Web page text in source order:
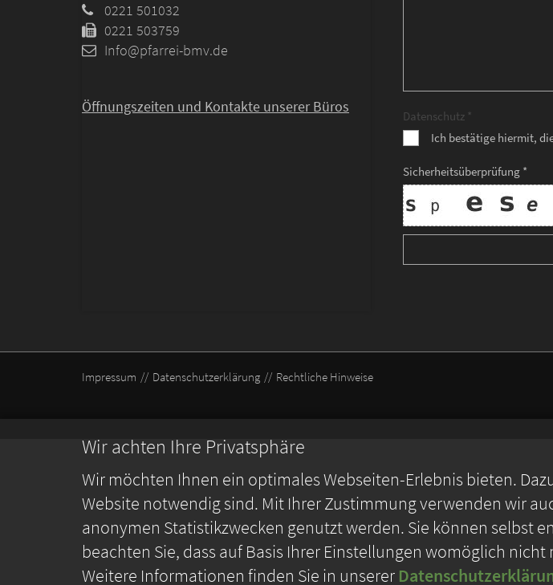
Wir achten Ihre Privatsphäre
Wir möchten Ihnen ein optimales Webseiten-Erlebnis bieten.
Website notwendig sind. Mit Ihrer Zustimmung verwenden wir
anonymen Statistikzwecken genutzt werden. Sie können selbst
beachten Sie, dass auf Basis Ihrer Einstellungen womöglich
Weitere Informationen finden Sie in unserer
Datenschutz *
Ich bestätige hiermit,
Sicherheitsüberprüfung *
0221 501032
0221 503759
Info@pfarrei-bmv.de
Öffnungszeiten und Kontakte unserer Büros
Impressum Datenschutzerklärung Rechtliche Hinweise